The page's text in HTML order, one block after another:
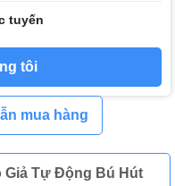
tuyến
tôi
mua hàng
Giả Tự Động Bú Hút